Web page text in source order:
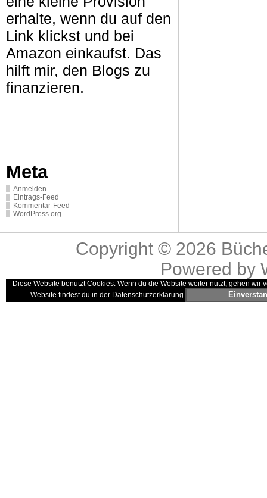
erhalte, wenn du auf den
Link klickst und bei
Amazon einkaufst. Das
hilft mir, den Blogs zu
finanzieren.
Meta
Anmelden
Eintrags-Feed
Kommentar-Feed
WordPress.org
Copyright © 2026
Powered by
Diese Website benutzt Cookies. Wenn du die Website weiter nutzt, gehen
Website findest du in der Datenschutzerklärung.